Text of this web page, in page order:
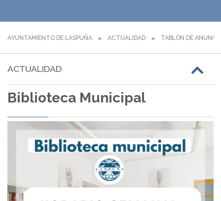
AYUNTAMIENTO DE LASPUÑA ACTUALIDAD TABLÓN DE
ACTUALIDAD
Biblioteca Municipal